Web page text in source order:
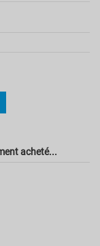
acheté...